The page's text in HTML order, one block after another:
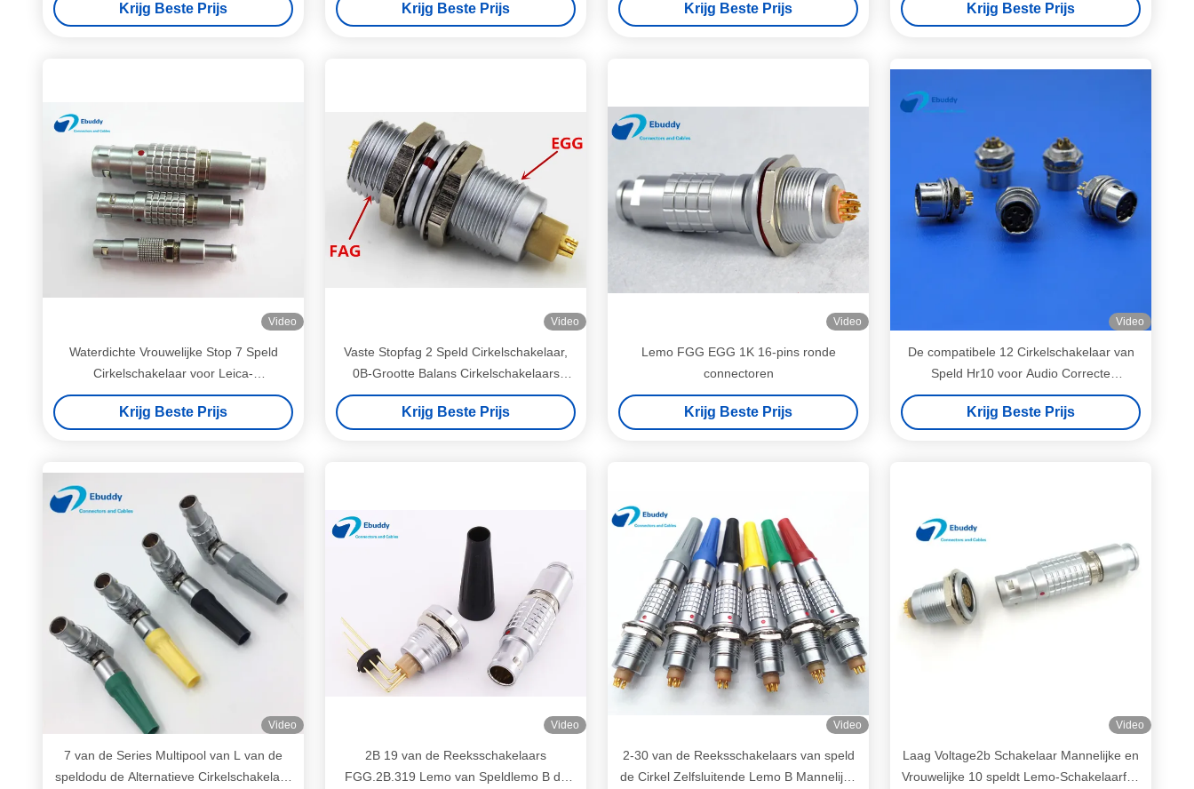
Krijg Beste Prijs Krijg Beste Prijs Krijg Beste Prijs Krijg Beste Prijs
Video
Waterdichte Vrouwelijke Stop 7 Speld
Cirkelschakelaar voor Leica-
Metingsmateriaal
Krijg Beste Prijs
Video
Vaste Stopfag 2 Speld Cirkelschakelaar,
0B-Grootte Balans Cirkelschakelaars
FGG.0B.302.CLA
Krijg Beste Prijs
Video
Lemo FGG EGG 1K 16-pins ronde
connectoren
Krijg Beste Prijs
Video
De compatibele 12 Cirkelschakelaar van
Speld Hr10 voor Audio Correcte
Apparaten
Krijg Beste Prijs
Video
7 van de Series Multipool van L van de
speldodu de Alternatieve Cirkelschakelaar
Video
2B 19 van de Reeksschakelaars
FGG.2B.319 Lemo van Speldlemo B de
Video
2-30 van de Reeksschakelaars van speld
de Cirkel Zelfsluitende Lemo B Mannelijke
Video
Laag Voltage2b Schakelaar Mannelijke en
Vrouwelijke 10 speldt Lemo-Schakelaarfgg